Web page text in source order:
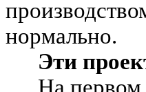
нормально.
Эти